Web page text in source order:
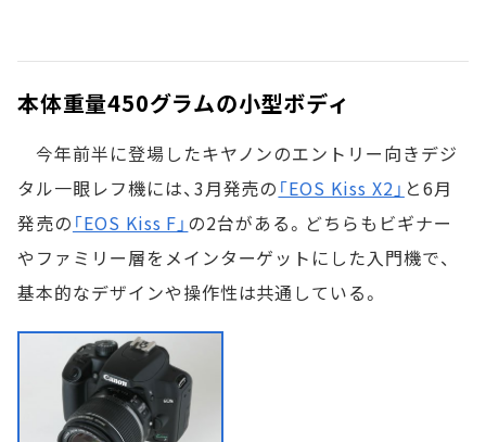
本体重量450グラムの小型ボディ
今年前半に登場したキヤノンのエントリー向きデジ
タル一眼レフ機には、3月発売の 「EOS Kiss X2」 と6月
発売の 「EOS Kiss F」 の2台がある。どちらもビギナー
やファミリー層をメインターゲットにした入門機で、
基本的なデザインや操作性は共通している。